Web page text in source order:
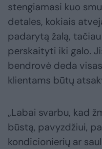
stengiamasi kuo
detales, kokiais
padarytą žalą,
perskaityti iki galo.
bendrovė deda
klientams būtų
„Labai svarbu, kad
būstą, pavyzdžiui,
kondicionierių ar